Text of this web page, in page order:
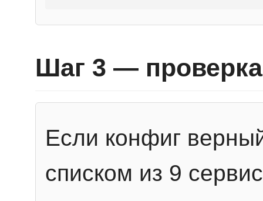
Шаг 3 — проверка
Если конфиг
списком из 9